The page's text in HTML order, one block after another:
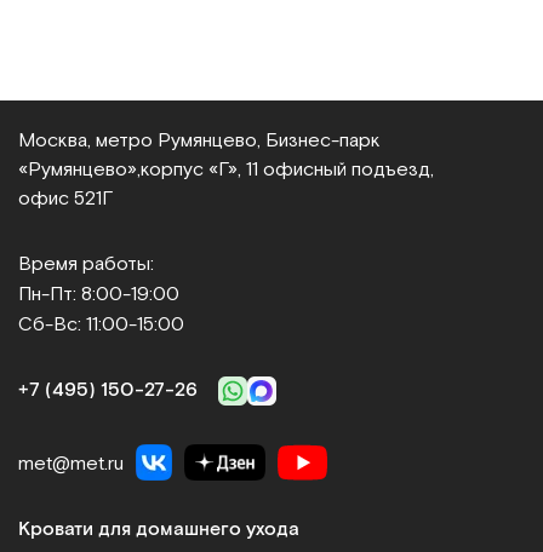
Москва, метро Румянцево, Бизнес‑парк
«Румянцево», корпус «Г», 11 офисный подъезд,
офис 521Г
Время работы:
Пн-Пт: 8:00-19:00
Сб-Вс: 11:00-15:00
+7 (495) 150‑27‑26
met@met.ru
Кровати для домашнего ухода